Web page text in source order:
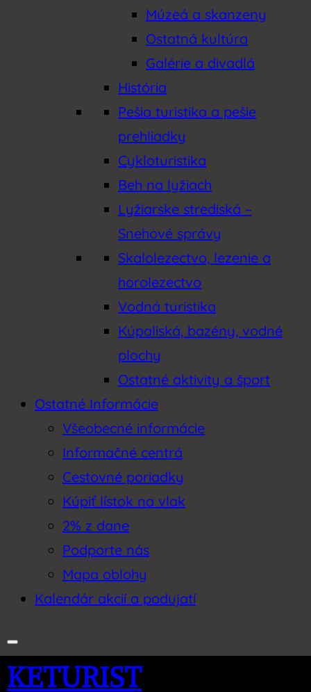
Múzeá a skanzeny
Ostatná kultúra
Galérie a divadlá
História
Pešia turistika a pešie
prehliadky
Cykloturistika
Beh na lyžiach
Lyžiarske strediská –
Snehové správy
Skalolezectvo, lezenie a
horolezectvo
Vodná turistika
Kúpaliská, bazény, vodné
plochy
Ostatné aktivity a šport
Ostatné Informácie
Všeobecné informácie
Informačné centrá
Cestovné poriadky
Kúpiť lístok na vlak
2% z dane
Podporte nás
Mapa oblohy
Kalendár akcií a podujatí
KETURIST